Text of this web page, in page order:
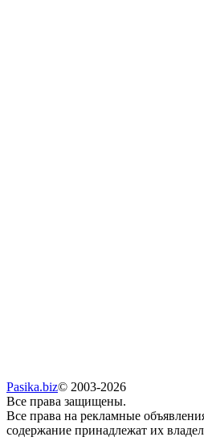
Pasika.biz© 2003-2026
Все права защищены.
Все права на рекламные
содержание принадлежат их